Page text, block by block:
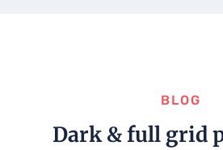
BLOG
Dark & full grid